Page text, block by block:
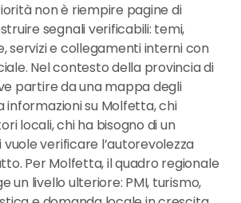
non è riempire pagine di
segnali verificabili: temi,
servizi e collegamenti interni con
Nel contesto della provincia di
partire da una mappa degli
informazioni su Molfetta, chi
locali, chi ha bisogno di un
verificare l’autorevolezza
Per Molfetta, il quadro regionale
un livello ulteriore: PMI, turismo,